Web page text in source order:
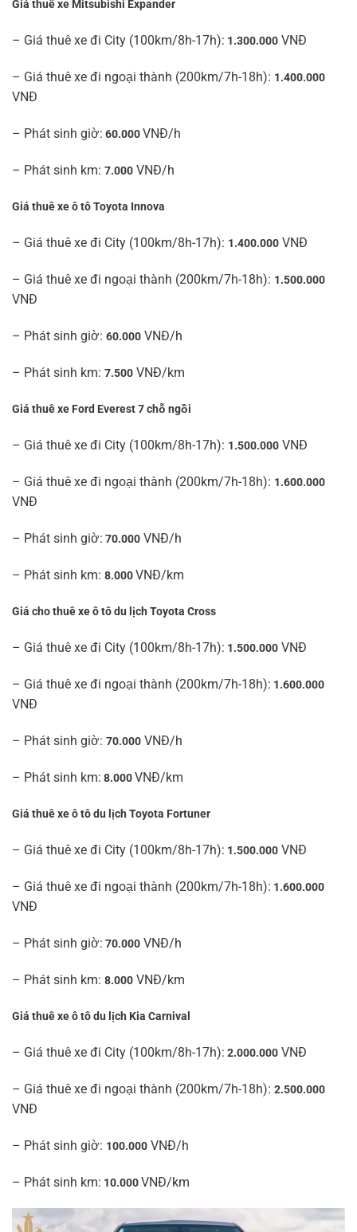
Giá thuê xe Mitsubishi Expander
– Giá thuê xe đi City (100km/8h-17h): 1.300.000 VNĐ
– Giá thuê xe đi ngoại thành (200km/7h-18h): 1.400.000
VNĐ
– Phát sinh giờ: 60.000VNĐ/h
– Phát sinh km: 7.000 VNĐ/h
Giá thuê xe ô tô Toyota Innova
– Giá thuê xe đi City (100km/8h-17h): 1.400.000 VNĐ
– Giá thuê xe đi ngoại thành (200km/7h-18h): 1.500.000
VNĐ
– Phát sinh giờ: 60.000 VNĐ/h
– Phát sinh km: 7.500 VNĐ/km
Giá thuê xe Ford Everest 7 chỗ ngồi
– Giá thuê xe đi City (100km/8h-17h): 1.500.000 VNĐ
– Giá thuê xe đi ngoại thành (200km/7h-18h): 1.600.000
VNĐ
– Phát sinh giờ: 70.000 VNĐ/h
– Phát sinh km: 8.000VNĐ/km
Giá cho thuê xe ô tô du lịch Toyota Cross
– Giá thuê xe đi City (100km/8h-17h): 1.500.000 VNĐ
– Giá thuê xe đi ngoại thành (200km/7h-18h): 1.600.000
VNĐ
– Phát sinh giờ: 70.000 VNĐ/h
– Phát sinh km: 8.000VNĐ/km
Giá thuê xe ô tô du lịch Toyota Fortuner
– Giá thuê xe đi City (100km/8h-17h): 1.500.000 VNĐ
– Giá thuê xe đi ngoại thành (200km/7h-18h): 1.600.000
VNĐ
– Phát sinh giờ: 70.000 VNĐ/h
– Phát sinh km: 8.000 VNĐ/km
Giá thuê xe ô tô du lịch Kia Carnival
– Giá thuê xe đi City (100km/8h-17h): 2.000.000 VNĐ
– Giá thuê xe đi ngoại thành (200km/7h-18h): 2.500.000
VNĐ
– Phát sinh giờ: 100.000 VNĐ/h
– Phát sinh km: 10.000VNĐ/km